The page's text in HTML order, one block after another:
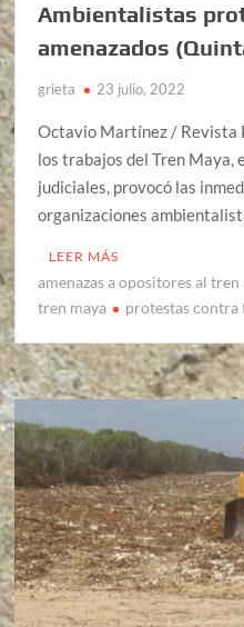
Ambientalistas
amenazados
grieta 23 julio, 2022
Octavio Martínez / Revista
los trabajos del Tren Maya,
judiciales, provocó las
organizaciones
LEER MÁS
amenazas a opositores al tren
tren maya
protestas contra